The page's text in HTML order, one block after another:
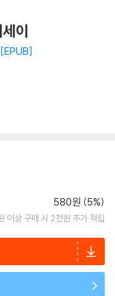
이
EPUB
580원 (5%)
이상 구매 시 2천원 추가 적립